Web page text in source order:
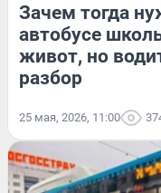
Зачем тогда
автобусе
живот, но
разбор
25 мая, 2026, 11:00